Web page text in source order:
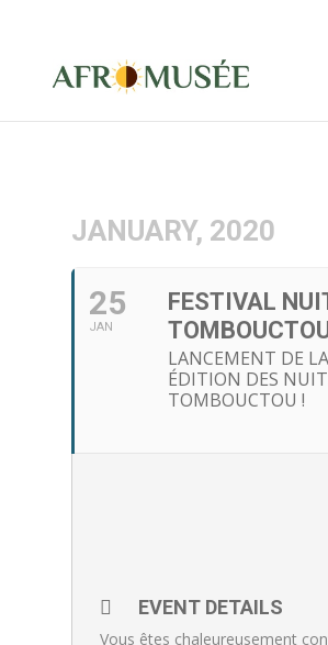
JANUARY, 2020
25
JAN
FESTIVAL
LANCEMENT DE
ÉDITION DES
TOMBOUCTOU !
EVENT DETAILS
Vous êtes chaleureusement